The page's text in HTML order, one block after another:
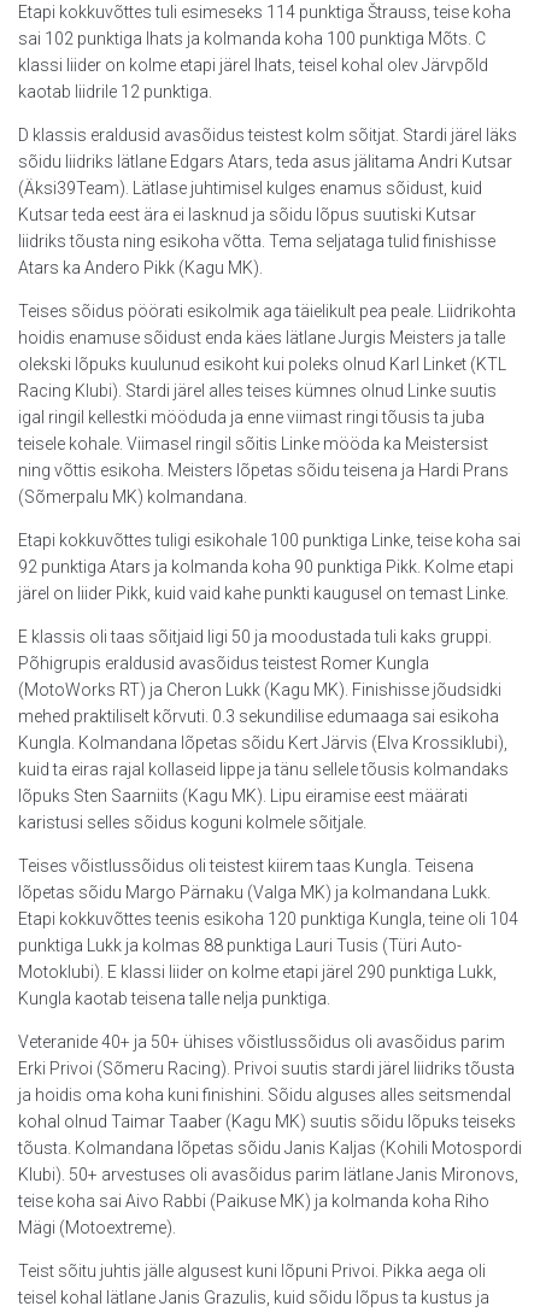
Etapi kokkuvõttes tuli esimeseks 114 punktiga Štrauss, teise koha
sai 102 punktiga Ihats ja kolmanda koha 100 punktiga Mõts. C
klassi liider on kolme etapi järel Ihats, teisel kohal olev Järvpõld
kaotab liidrile 12 punktiga.
D klassis eraldusid avasõidus teistest kolm sõitjat. Stardi järel läks
sõidu liidriks lätlane Edgars Atars, teda asus jälitama Andri Kutsar
(Äksi39Team). Lätlase juhtimisel kulges enamus sõidust, kuid
Kutsar teda eest ära ei lasknud ja sõidu lõpus suutiski Kutsar
liidriks tõusta ning esikoha võtta. Tema seljataga tulid finishisse
Atars ka Andero Pikk (Kagu MK).
Teises sõidus pöörati esikolmik aga täielikult pea peale. Liidrikohta
hoidis enamuse sõidust enda käes lätlane Jurgis Meisters ja talle
olekski lõpuks kuulunud esikoht kui poleks olnud Karl Linket (KTL
Racing Klubi). Stardi järel alles teises kümnes olnud Linke suutis
igal ringil kellestki mööduda ja enne viimast ringi tõusis ta juba
teisele kohale. Viimasel ringil sõitis Linke mööda ka Meistersist
ning võttis esikoha. Meisters lõpetas sõidu teisena ja Hardi Prans
(Sõmerpalu MK) kolmandana.
Etapi kokkuvõttes tuligi esikohale 100 punktiga Linke, teise koha sai
92 punktiga Atars ja kolmanda koha 90 punktiga Pikk. Kolme etapi
järel on liider Pikk, kuid vaid kahe punkti kaugusel on temast Linke.
E klassis oli taas sõitjaid ligi 50 ja moodustada tuli kaks gruppi.
Põhigrupis eraldusid avasõidus teistest Romer Kungla
(MotoWorks RT) ja Cheron Lukk (Kagu MK). Finishisse jõudsidki
mehed praktiliselt kõrvuti. 0.3 sekundilise edumaaga sai esikoha
Kungla. Kolmandana lõpetas sõidu Kert Järvis (Elva Krossiklubi),
kuid ta eiras rajal kollaseid lippe ja tänu sellele tõusis kolmandaks
lõpuks Sten Saarniits (Kagu MK). Lipu eiramise eest määrati
karistusi selles sõidus koguni kolmele sõitjale.
Teises võistlussõidus oli teistest kiirem taas Kungla. Teisena
lõpetas sõidu Margo Pärnaku (Valga MK) ja kolmandana Lukk.
Etapi kokkuvõttes teenis esikoha 120 punktiga Kungla, teine oli 104
punktiga Lukk ja kolmas 88 punktiga Lauri Tusis (Türi Auto-
Motoklubi). E klassi liider on kolme etapi järel 290 punktiga Lukk,
Kungla kaotab teisena talle nelja punktiga.
Veteranide 40+ ja 50+ ühises võistlussõidus oli avasõidus parim
Erki Privoi (Sõmeru Racing). Privoi suutis stardi järel liidriks tõusta
ja hoidis oma koha kuni finishini. Sõidu alguses alles seitsmendal
kohal olnud Taimar Taaber (Kagu MK) suutis sõidu lõpuks teiseks
tõusta. Kolmandana lõpetas sõidu Janis Kaljas (Kohili Motospordi
Klubi). 50+ arvestuses oli avasõidus parim lätlane Janis Mironovs,
teise koha sai Aivo Rabbi (Paikuse MK) ja kolmanda koha Riho
Mägi (Motoextreme).
Teist sõitu juhtis jälle algusest kuni lõpuni Privoi. Pikka aega oli
teisel kohal lätlane Janis Grazulis, kuid sõidu lõpus ta kustus ja